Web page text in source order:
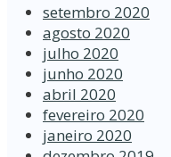
setembro 2020
agosto 2020
julho 2020
junho 2020
abril 2020
fevereiro 2020
janeiro 2020